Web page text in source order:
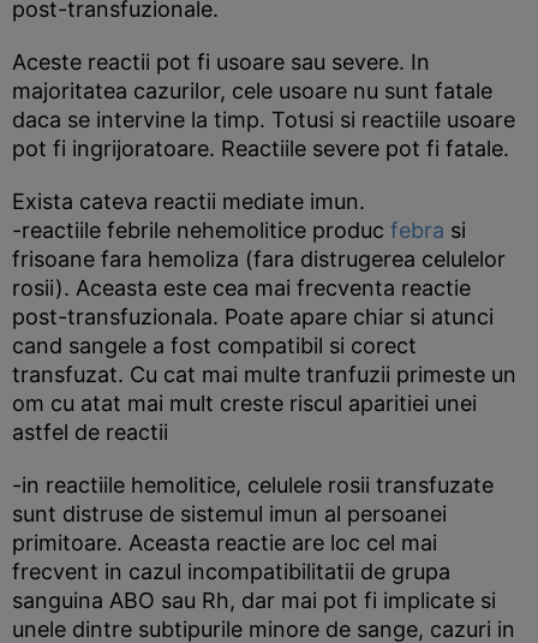
post-transfuzionale.
Aceste reactii pot fi usoare sau severe. In
majoritatea cazurilor, cele usoare nu sunt fatale
daca se intervine la timp. Totusi si reactiile usoare
pot fi ingrijoratoare. Reactiile severe pot fi fatale.
Exista cateva reactii mediate imun.
-reactiile febrile nehemolitice produc febra si
frisoane fara hemoliza (fara distrugerea celulelor
rosii). Aceasta este cea mai frecventa reactie
post-transfuzionala. Poate apare chiar si atunci
cand sangele a fost compatibil si corect
transfuzat. Cu cat mai multe tranfuzii primeste un
om cu atat mai mult creste riscul aparitiei unei
astfel de reactii
-in reactiile hemolitice, celulele rosii transfuzate
sunt distruse de sistemul imun al persoanei
primitoare. Aceasta reactie are loc cel mai
frecvent in cazul incompatibilitatii de grupa
sanguina ABO sau Rh, dar mai pot fi implicate si
unele dintre subtipurile minore de sange, cazuri in